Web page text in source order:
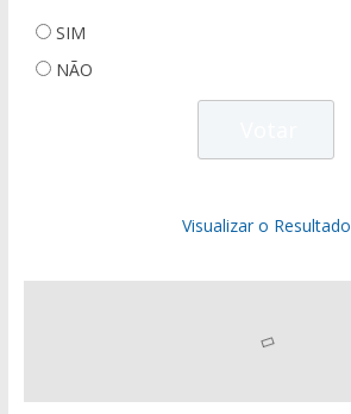
SIM
NÃO
Visualizar o Resultado